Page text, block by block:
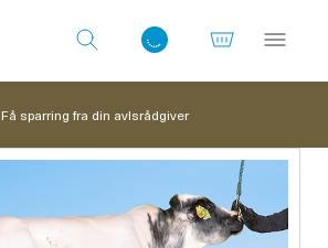
Få sparring fra din avlsrådgiver